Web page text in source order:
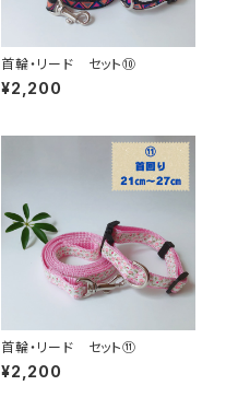
首輪・リード セット⑩
¥2,200
首輪・リード セット⑪
¥2,200